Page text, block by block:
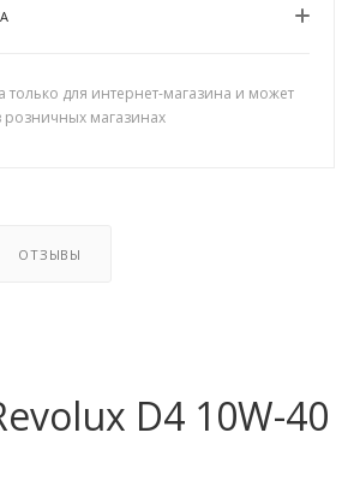
только для интернет-магазина и может
розничных магазинах
ОТЗЫВЫ
D4 10W-40